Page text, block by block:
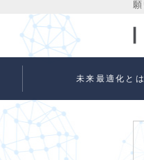
未来最適化とは